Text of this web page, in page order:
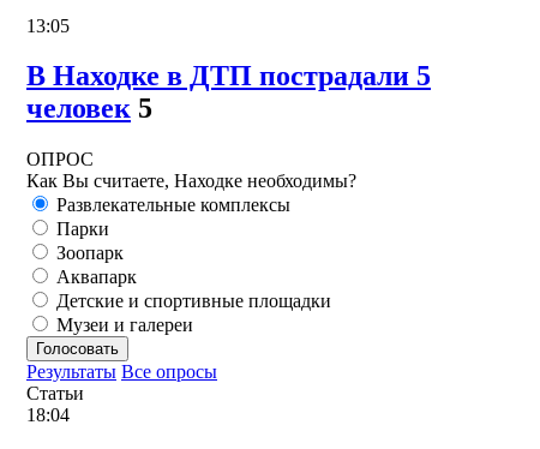
13:05
В Находке в ДТП пострадали 5
человек 5
ОПРОС
Как Вы считаете, Находке необходимы?
Развлекательные комплексы
Парки
Зоопарк
Аквапарк
Детские и спортивные площадки
Музеи и галереи
Голосовать
Результаты Все опросы
Статьи
18:04